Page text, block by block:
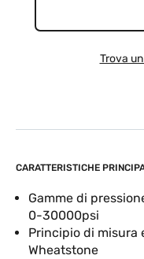
CARATTERISTICHE
Gamme di
0-30000psi
Principio di misura
Wheatstone
Trova